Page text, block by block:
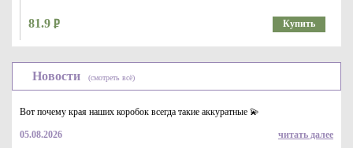
81.9 Купить
Новости (смотреть всё)
Вот почему края наших коробок всегда такие аккуратные 💫
05.08.2026
читать далее